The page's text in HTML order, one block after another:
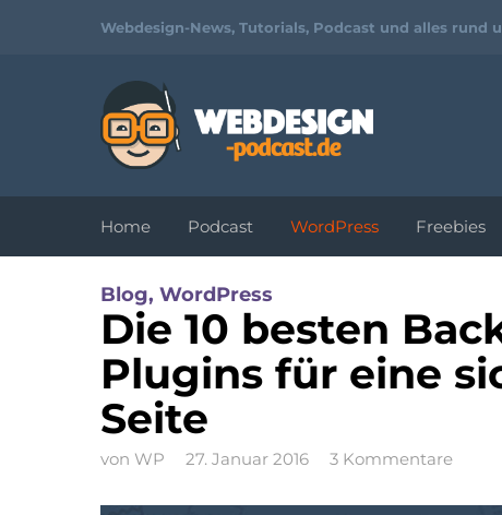
Webdesign-News, Tutorials, Podcast und alles rund
Workshops zu Webdesign und
Programmierung
Home Podcast WordPress Freebies
Blog, WordPress
Die 10 besten
Plugins für eine
Seite
von WP 27. Januar 2016 3 Kommentare